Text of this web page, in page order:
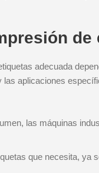
de
adecuada
aplicaciones
las máquinas
que necesita, ya